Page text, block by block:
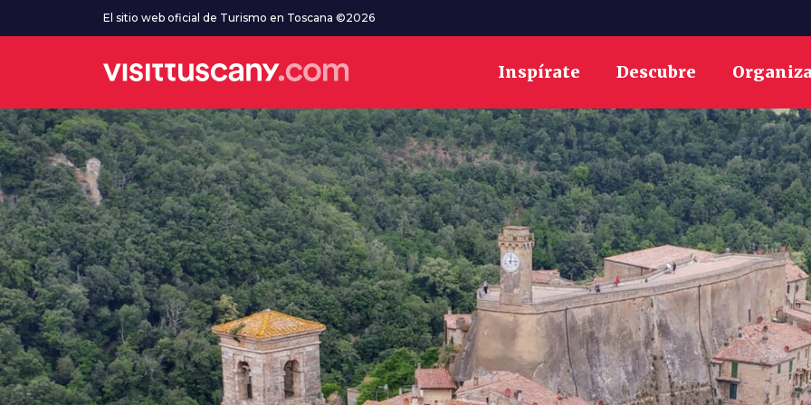
Ve al contenido principalEl sitio web oficial de Turismo en Toscana ©2026
Inspírate Descubre Organiza